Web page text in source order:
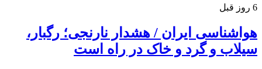
6 روز قبل
هواشناسی ایران / هشدار نارنجی؛ رگبار،
سیلاب و گرد و خاک در راه است